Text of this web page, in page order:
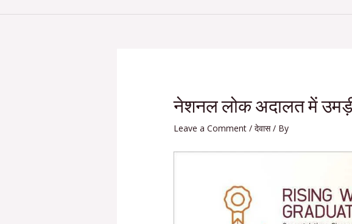
नेशनल लोक अदालत में
Leave a Comment /देवास/ By